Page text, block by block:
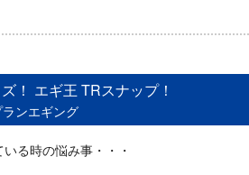
！ エギ王 TRスナップ！
ンエギング
る時の悩み事・・・